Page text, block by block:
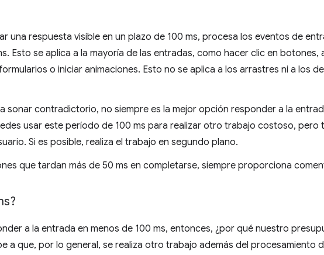
una respuesta visible en un plazo de 100 ms, procesa los eventos de
Esto se aplica a la mayoría de las entradas, como hacer clic en
o iniciar animaciones. Esto no se aplica a los arrastres ni a los
sonar contradictorio, no siempre es la mejor opción responder a la
usar este período de 100 ms para realizar otro trabajo costoso, pero
Si es posible, realiza el trabajo en segundo plano.
que tardan más de 50 ms en completarse, siempre proporciona
a la entrada en menos de 100 ms, entonces, ¿por qué nuestro
a que, por lo general, se realiza otro trabajo además del procesamiento